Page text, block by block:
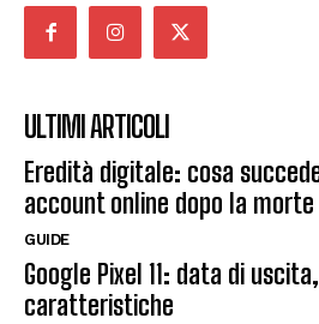
ULTIMI ARTICOLI
Eredità digitale: cosa
account online dopo la morte
GUIDE
Google Pixel 11: data di
caratteristiche